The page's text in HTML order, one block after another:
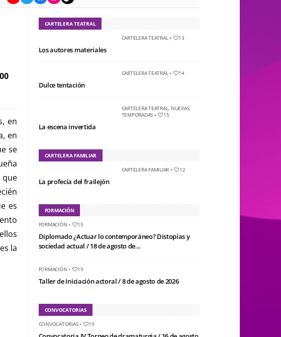
en
en
se
que
es
la
CARTELERA TEATRAL
CARTELERA TEATRAL• 13
Los autores materiales
CARTELERA TEATRAL• 14
Dulce tentación
CARTELERA TEATRAL, NUEVAS
TEMPORADAS • 15
La escena invertida
CARTELERA FAMILIAR
CARTELERA FAMILIAR • 12
La profecía del frailejón
FORMACIÓN
FORMACIÓN • 15
Diplomado ¿Actuar lo contemporáneo? Distopías y
sociedad actual / 18 de agosto de...
FORMACIÓN • 19
Taller de Iniciación actoral / 8 de agosto de 2026
CONVOCATORIAS
CONVOCATORIAS• 19